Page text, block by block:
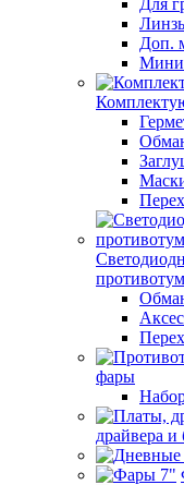
Для
Доп.
фары
драйвера и